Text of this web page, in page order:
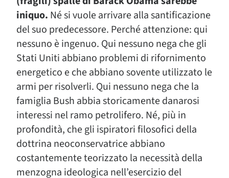
iniquo. Né si vuole arrivare alla santificazione
del suo predecessore. Perché attenzione: qui
nessuno è ingenuo. Qui nessuno nega che gli
Stati Uniti abbiano problemi di rifornimento
energetico e che abbiano sovente utilizzato le
armi per risolverli. Qui nessuno nega che la
famiglia Bush abbia storicamente danarosi
interessi nel ramo petrolifero. Né, più in
profondità, che gli ispiratori filosofici della
dottrina neoconservatrice abbiano
costantemente teorizzato la necessità della
menzogna ideologica nell’esercizio del